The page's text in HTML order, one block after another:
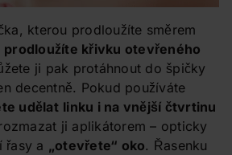
kterou prodloužíte směrem
prodloužíte křivku otevřeného
ji pak protáhnout do špičky
decentně. Pokud používáte
udělat linku i na vnější čtvrtinu
ji aplikátorem – opticky
řasy a „otevřete“ oko. Řasenku